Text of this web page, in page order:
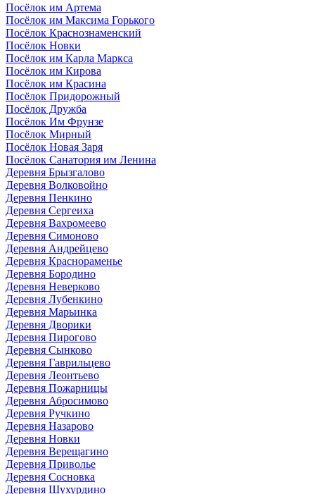
Посёлок им Артема
Посёлок им Максима Горького
Посёлок Краснознаменский
Посёлок Новки
Посёлок им Карла Маркса
Посёлок им Кирова
Посёлок им Красина
Посёлок Придорожный
Посёлок Дружба
Посёлок Им Фрунзе
Посёлок Мирный
Посёлок Новая Заря
Посёлок Санатория им Ленина
Деревня Брызгалово
Деревня Волковойно
Деревня Пенкино
Деревня Сергеиха
Деревня Вахромеево
Деревня Симоново
Деревня Андрейцево
Деревня Краснораменье
Деревня Бородино
Деревня Неверково
Деревня Лубенкино
Деревня Марьинка
Деревня Дворики
Деревня Пирогово
Деревня Сынково
Деревня Гаврильцево
Деревня Леонтьево
Деревня Пожарницы
Деревня Абросимово
Деревня Ручкино
Деревня Назарово
Деревня Новки
Деревня Верещагино
Деревня Приволье
Деревня Сосновка
Деревня Шухурдино